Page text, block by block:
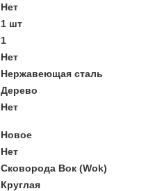
Нет
1 шт
1
Нет
Нержавеющая сталь
Дерево
Нет
Новое
Нет
Сковорода Вок (Wok)
Круглая